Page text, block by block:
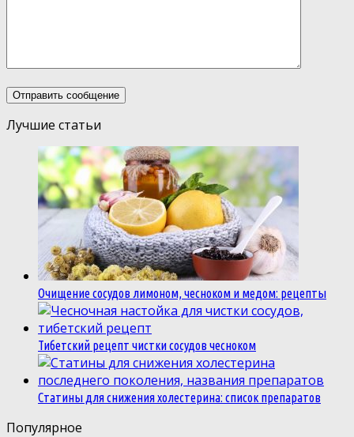
Лучшие статьи
Очищение сосудов лимоном, чесноком и медом: рецепты
Тибетский рецепт чистки сосудов чесноком
Статины для снижения холестерина: список препаратов
Популярное